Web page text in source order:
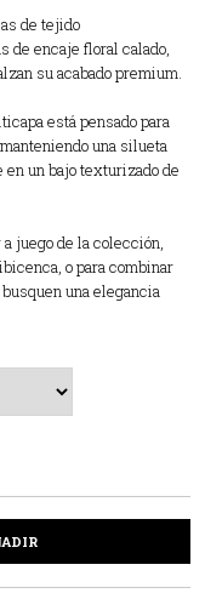
de tejido
de encaje floral calado,
su acabado premium.
está pensado para
una silueta
un bajo texturizado de
juego de la colección,
o para combinar
una elegancia